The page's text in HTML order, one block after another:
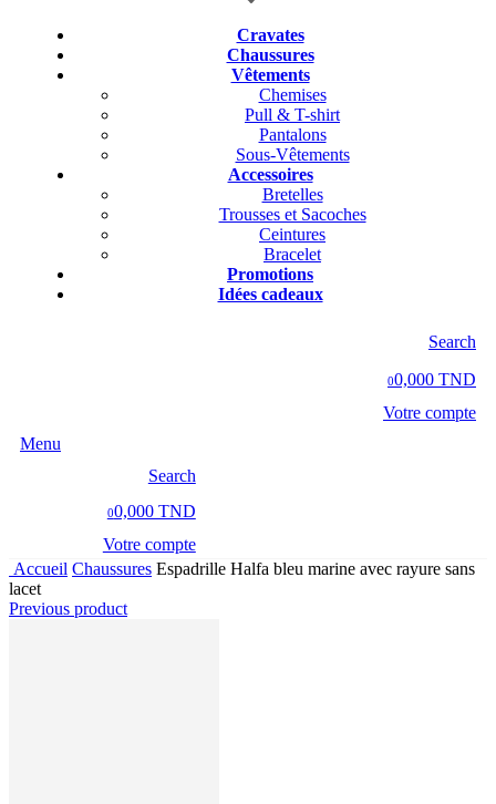
Cravates
Chaussures
Vêtements
Chemises
Pull & T-shirt
Pantalons
Sous-Vêtements
Accessoires
Bretelles
Trousses et Sacoches
Ceintures
Bracelet
Promotions
Idées cadeaux
Search
00,000 TND
Votre compte
Menu
Search
00,000 TND
Votre compte
Accueil Chaussures Espadrille Halfa bleu marine avec rayure sans
lacet
Previous product